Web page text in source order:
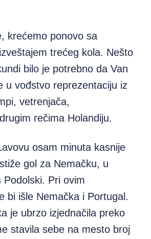
krećemo ponovo sa
trećeg kola. Nešto
bilo je potrebno da Van
u vođstvo reprezentaciju iz
vetrenjača,
rečima Holandiju.
osam minuta kasnije
gol za Nemačku, u
Podolski. Pri ovim
bi išle Nemačka i Portugal.
je ubrzo izjednačila preko
stavila sebe na mesto broj